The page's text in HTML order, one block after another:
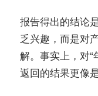
报告得出的结论
乏兴趣，而是对
解。事实上，对“
返回的结果更像